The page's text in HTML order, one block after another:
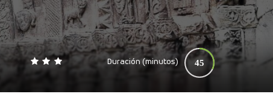
Duración (minutos) 45
0 140